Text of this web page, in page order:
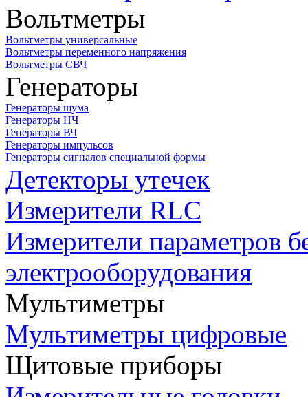
Вольтметры
Вольтметры универсальные
Вольтметры переменного напряжения
Вольтметры СВЧ
Генераторы
Генераторы шума
Генераторы НЧ
Генераторы ВЧ
Генераторы импульсов
Генераторы сигналов специальной формы
Детекторы утечек
Измерители RLC
Измерители параметров
электрооборудования
Мультиметры
Мультиметры цифровые
Щитовые приборы